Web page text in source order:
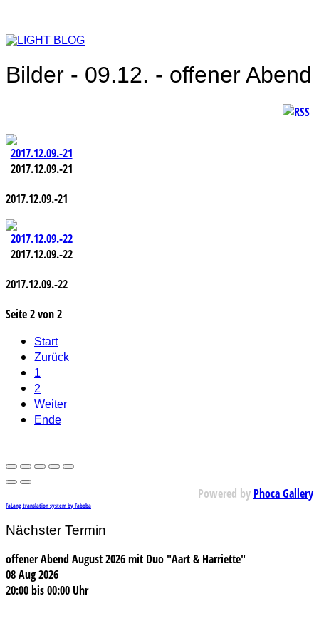
Bilder - 09.12. - offener Abend
2017.12.09.-21
2017.12.09.-21
2017.12.09.-22
2017.12.09.-22
Seite 2 von 2
Start
Zurück
1
2
Weiter
Ende
Powered by Phoca Gallery
FaLang translation system by Faboba
Nächster Termin
offener Abend August 2026 mit Duo "Aart & Harriette"
08 Aug 2026
20:00bis00:00 Uhr